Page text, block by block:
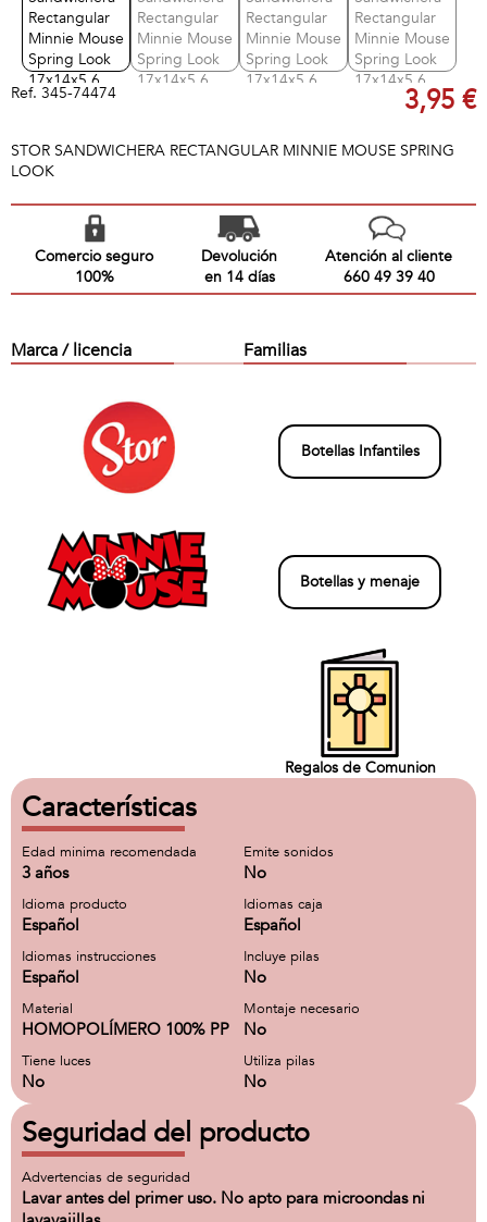
Ref. 345-74474 3,95 €
STOR SANDWICHERA RECTANGULAR MINNIE MOUSE SPRING
LOOK
Comercio seguro
100%
Devolución
en 14 días
Atención al cliente
660 49 39 40
Marca / licencia Familias
Botellas Infantiles
Botellas y menaje
Regalos de Comunion
Características
Edad minima recomendada
3 años
Emite sonidos
No
Idioma producto
Español
Idiomas caja
Español
Idiomas instrucciones
Español
Incluye pilas
No
Material
HOMOPOLÍMERO 100% PP
Montaje necesario
No
Tiene luces
No
Utiliza pilas
No
Seguridad del producto
Advertencias de seguridad
Lavar antes del primer uso. No apto para microondas ni